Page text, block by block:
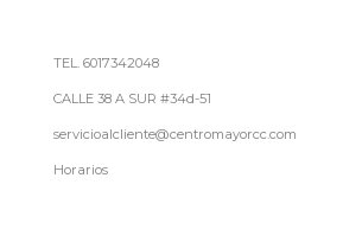
TEL. 6017342048
CALLE 38 A SUR #34d-51
servicioalcliente@centromayorcc.com
Horarios